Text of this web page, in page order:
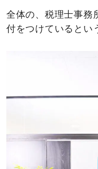
全体の、税理士事務
付をつけているとい